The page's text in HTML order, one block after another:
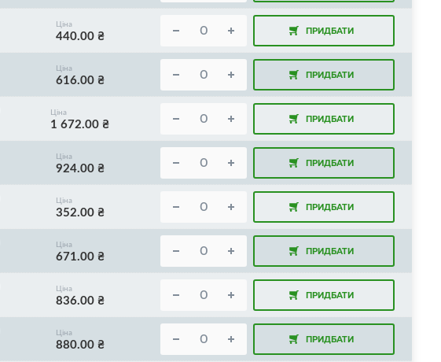
Ціна
440.00 ₴ ПРИДБАТИ
Ціна
616.00 ₴ ПРИДБАТИ
Ціна
1 672.00 ₴ ПРИДБАТИ
Ціна
924.00 ₴ ПРИДБАТИ
Ціна
352.00 ₴ ПРИДБАТИ
Ціна
671.00 ₴ ПРИДБАТИ
Ціна
836.00 ₴ ПРИДБАТИ
Ціна
880.00 ₴ ПРИДБАТИ